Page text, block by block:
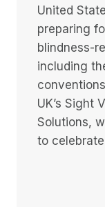
United
preparing
blindness-
including
UK’s Sight
Solutions,
to